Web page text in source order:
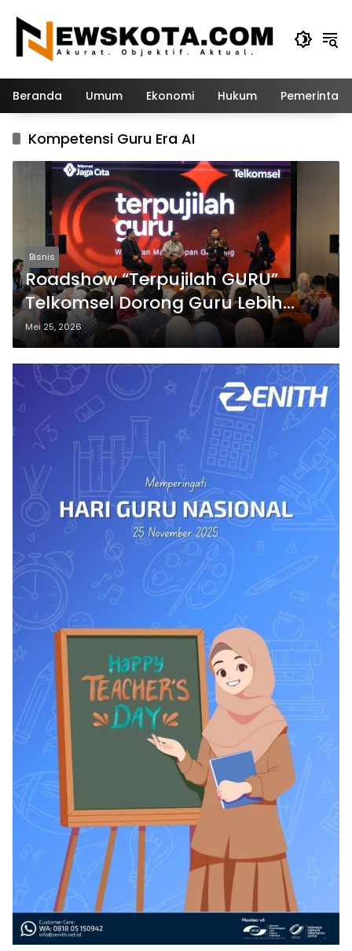
konten
Beranda Umum Ekonomi Hukum
Kompetensi Guru Era AI
Bisnis
Roadshow “Terpujilah GURU”
Telkomsel Dorong Guru Lebih
Kreatif dan Adaptif Teknologi
Mei 25, 2026